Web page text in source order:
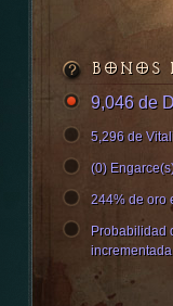
BONOS
9,046 de
5,296 de
(0)
244% de oro
Probabilidad